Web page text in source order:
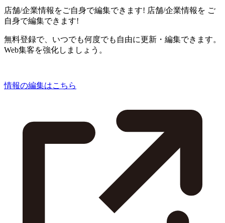
店舗/企業情報をご自身で編集できます! 店舗/企業情報を ご
自身で編集できます!
無料登録で、いつでも何度でも自由に更新・編集できます。
Web集客を強化しましょう。
情報の編集はこちら